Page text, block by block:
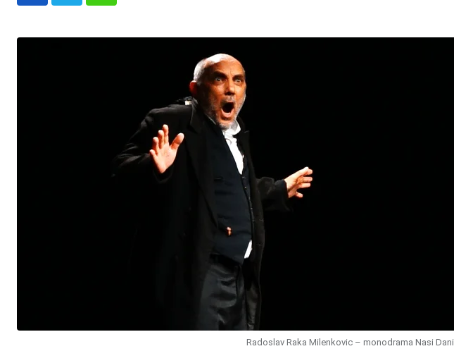
Radoslav Raka Milenkovic – monodrama Nasi Dani